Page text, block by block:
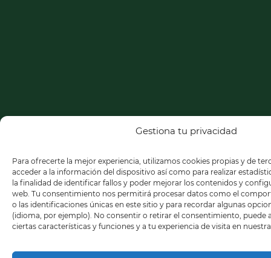
Gestiona tu privacidad
Para ofrecerte la mejor experiencia, utilizamos cookies propias y de
acceder a la información del dispositivo así como para realizar
la finalidad de identificar fallos y poder mejorar los contenidos y
web. Tu consentimiento nos permitirá procesar datos como el
o las identificaciones únicas en este sitio y para recordar algunas
(idioma, por ejemplo). No consentir o retirar el consentimiento, puede
ciertas características y funciones y a tu experiencia de visita en